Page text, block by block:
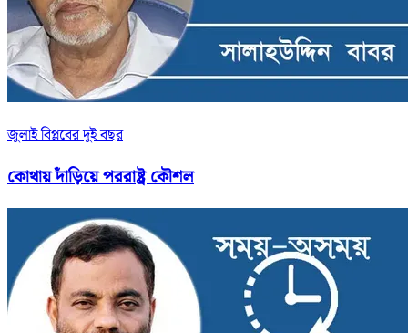
জুলাই বিপ্লবের দুই বছর
কোথায় দাঁড়িয়ে পররাষ্ট্র কৌশল